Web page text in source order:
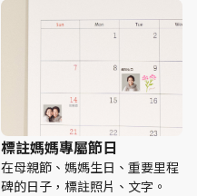
標註媽媽專屬節日
在母親節、媽媽生日、重要里程
碑的日子，標註照片、文字。